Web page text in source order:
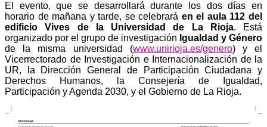
El evento, que se desarrollará durante los dos días en
horario de mañana y tarde, se celebrará en el aula 112 del
edificio Vives de la Universidad de La Rioja. Está
organizado por el grupo de investigación Igualdad y Género
de la misma universidad (www.unirioja.es/genero) y el
Vicerrectorado de Investigación e Internacionalización de la
UR, la Dirección General de Participación Ciudadana y
Derechos Humanos, la Consejería de Igualdad,
Participación y Agenda 2030, y el Gobierno de La Rioja.